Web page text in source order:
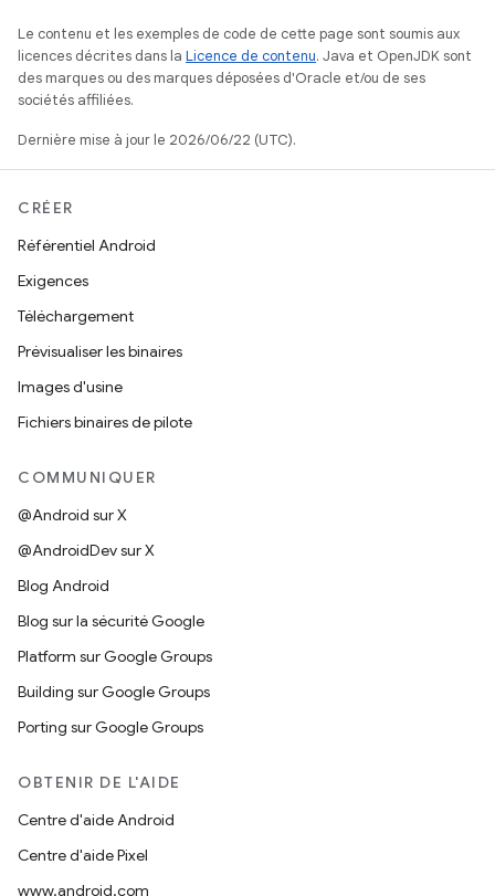
Le contenu et les exemples de code de cette page sont soumis aux
licences décrites dans la Licence de contenu. Java et OpenJDK sont
des marques ou des marques déposées d'Oracle et/ou de ses
sociétés affiliées.
Dernière mise à jour le 2026/06/22 (UTC).
CRÉER
Référentiel Android
Exigences
Téléchargement
Prévisualiser les binaires
Images d'usine
Fichiers binaires de pilote
COMMUNIQUER
@Android sur X
@AndroidDev sur X
Blog Android
Blog sur la sécurité Google
Platform sur Google Groups
Building sur Google Groups
Porting sur Google Groups
OBTENIR DE L'AIDE
Centre d'aide Android
Centre d'aide Pixel
www.android.com